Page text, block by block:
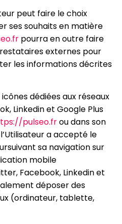
peut faire le choix
ses souhaits en matière
pourra en outre faire
externes pour
les informations décrites
dédiées aux réseaux
Linkedin et Google Plus
pulseo.frou dans son
a accepté le
sa navigation sur
mobile
Facebook, Linkedin et
déposer des
(ordinateur, tablette,